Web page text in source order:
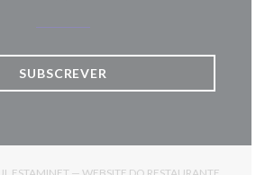
SUBSCREVER